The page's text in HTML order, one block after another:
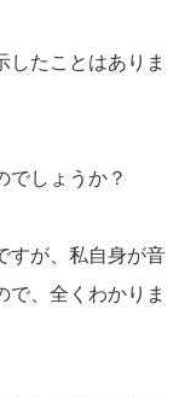
したことはありま
でしょうか？
すが、私自身が音
で、全くわかりま